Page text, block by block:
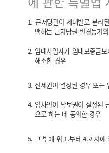
1. 근저당권이 세대별로 분리
액하는 근저당권 변경등기
2. 임대사업자가 임대보증금
해소한 경우
3. 전세권이 설정된 경우 또는
4. 임차인이 담보권이 설정된
으로 하는 데 동의한 경우
5. 그 밖에 위 1.부터 4.까지에